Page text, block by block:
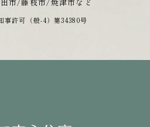
事許可（般-4）第34380号